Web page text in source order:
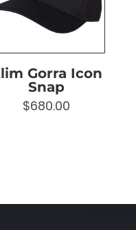
Gorra Icon
Snap
$680.00